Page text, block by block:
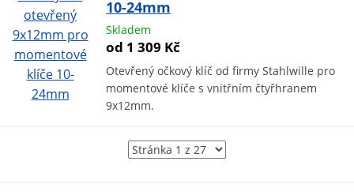
10-24mm
Skladem
od 1 309 Kč
Otevřený očkový klíč od firmy Stahlwille pro
momentové klíče s vnitřním čtyřhranem
9x12mm.